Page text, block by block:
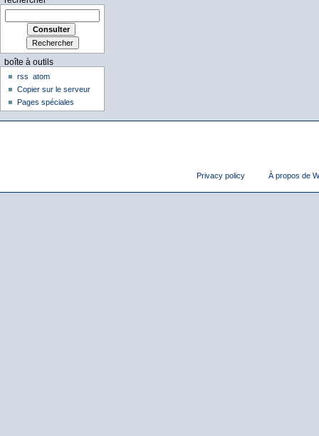
boîte à outils
rss
atom
Copier sur le serveur
Pages spéciales
Privacy policy À propos de